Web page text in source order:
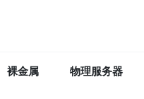
裸金属 物理服务器